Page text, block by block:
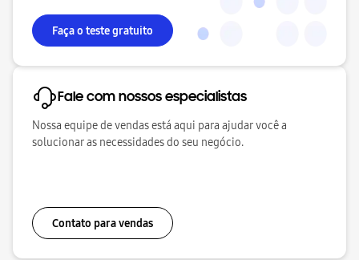
Faça o teste gratuito
Fale com nossos especialistas
Nossa equipe de vendas está aqui para ajudar você a
solucionar as necessidades do seu negócio.
Contato para vendas